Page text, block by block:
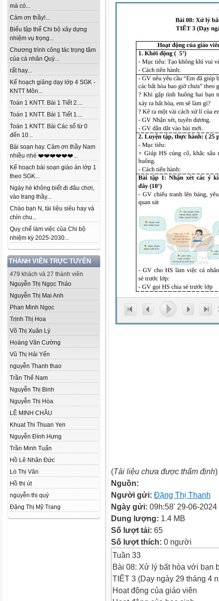
mà có...
Cảm ơn thầy!...
Biểu tập thể Chi bộ xây dựng
nhiệm vụ trọng...
Chương trình công tác trọng tâm
của cá nhân Quý...
rất hay...
Kế hoạch giảng dạy lớp 4 SGK -
KNTT Môn...
Toán 1 KNTT. Bài 1 Tiết 2....
Toán 1 KNTT. Bài 1 Tiết 1....
Toán 1 KNTT. Bài Các số từ 0
đến 10...
Bài soạn hay. Cảm ơn thầy Nam
nhiều nhé ❤️❤️❤️❤️❤️❤️...
Kế hoạch bài soạn giáo án lớp 1
theo SGK...
Ngày hè không biết đi đâu chơi,
vào trang thầy...
Chào bạn N, tài liệu siêu hay và
chỉn chu...
Quy chế làm việc của Chi bộ
nhiệm kỳ 2025-2030...
THÀNH VIÊN TRỰC TUYẾN
479 khách và 27 thành viên
Nguyễn Thị Ngọc Thảo
Nguyễn Thị Mai Anh
Phan Minh Ngọc
Trịnh Thị Hoa
Võ Thị Xuân Lý
Hoàng Văn Cường
Vũ Thị Hải Yến
nguyễn Thanh thao
Trần Thế Nam
Nguyễn Thị Binh
Nguyễn Thị Hòa
LÊ MINH CHÂU
Khuat Thi Thuan Yen
Nguyễn Đình Hưng
Trần Minh Tuấn
Hồ Lê Nhân Đức
Lò Thị Vân
Hồ thị út
nguyễn thị quý
Đặng Thị Mỹ Trang
(Tài liệu chưa được thẩm định)
Nguồn:
Người gửi: Đặng Thị Thanh
Ngày gửi: 09h:58' 29-06-2024
Dung lượng: 1.4 MB
Số lượt tải: 65
Số lượt thích: 0 người
Tuần 33
Bài 08: Xử lý bất hòa với bạn
TIẾT 3 (Dạy ngày 29 tháng 4
Hoạt động của giáo viên